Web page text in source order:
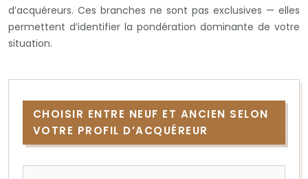
d’acquéreurs. Ces branches ne sont pas exclusives — elles
permettent d’identifier la pondération dominante de votre
situation.
CHOISIR ENTRE NEUF ET ANCIEN SELON
VOTRE PROFIL D’ACQUÉREUR